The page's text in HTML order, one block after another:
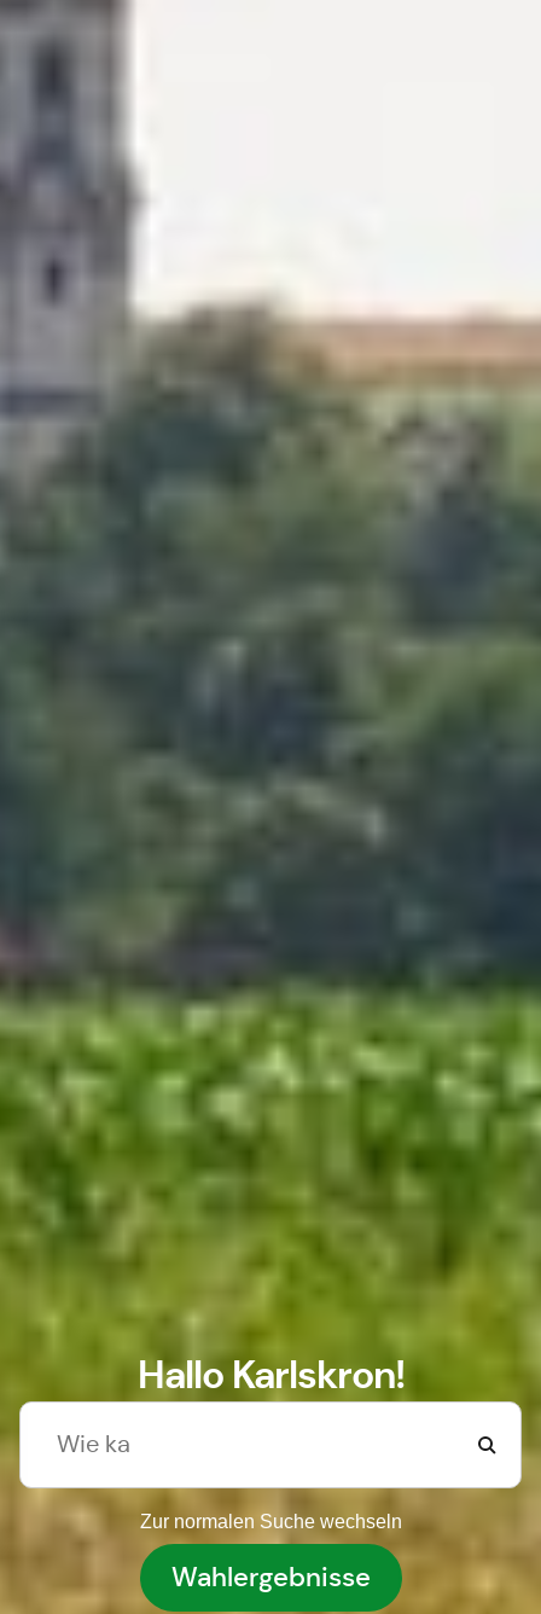
Hallo Karlskron!
Zur normalen Suche wechseln
Wahlergebnisse